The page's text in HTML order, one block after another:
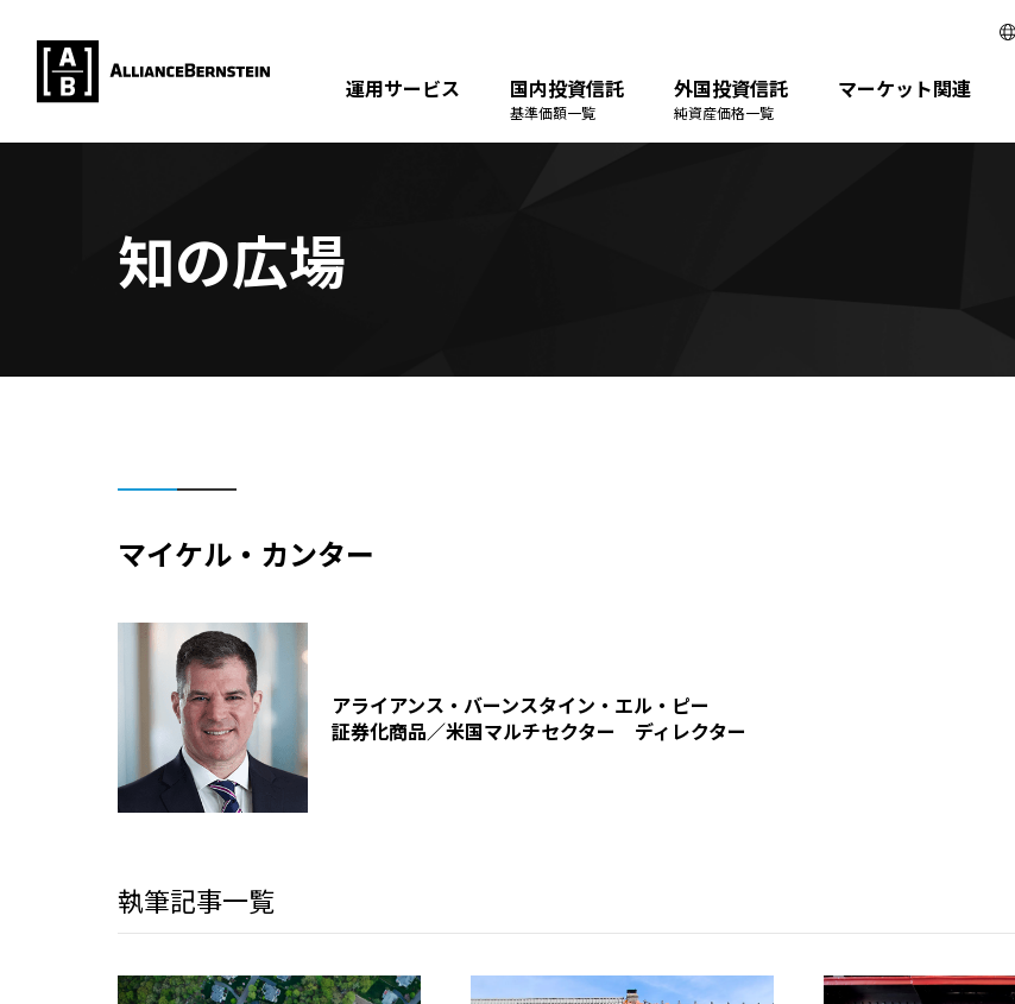
運用サービス 国内投資信託
基準価額一覧
外国投資信託
純資産価格一覧
マーケット関連
知の広場
マイケル・カンター
アライアンス・バーンスタイン・エル・ピー
証券化商品／米国マルチセクター ディレクター
執筆記事一覧